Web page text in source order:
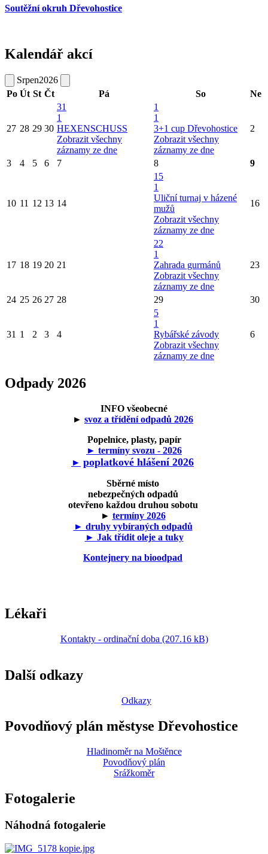
Soutěžní okruh Dřevohostice
Kalendář akcí
Srpen2026
Po Út St Čt Pá So Ne
27 28 29 30
31
1
HEXENSCHUSS
Zobrazit všechny
záznamy ze dne
1
1
3+1 cup Dřevohostice
Zobrazit všechny
záznamy ze dne
2
3 4 5 6 7 8 9
10 11 12 13 14
15
1
Uliční turnaj v házené
mužů
Zobrazit všechny
záznamy ze dne
16
17 18 19 20 21
22
1
Zahrada gurmánů
Zobrazit všechny
záznamy ze dne
23
24 25 26 27 28 29 30
31 1 2 3 4
5
1
Rybářské závody
Zobrazit všechny
záznamy ze dne
6
Odpady 2026
INFO všeobecné
► svoz a třídění odpadů 2026
Popelnice, plasty, papír
► termíny svozu - 2026
► poplatkové hlášení 2026
Sběrné místo
nebezpečných odpadů
otevřeno každou druhou sobotu
► termíny 2026
► druhy vybíraných odpadů
► Jak třídit oleje a tuky
Kontejnery na bioodpad
Lékaři
Kontakty - ordinační doba (207.16 kB)
Další odkazy
Odkazy
Povodňový plán městyse Dřevohostice
Hladinoměr na Moštěnce
Povodňový plán
Srážkoměr
Fotogalerie
Náhodná fotogalerie